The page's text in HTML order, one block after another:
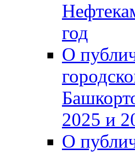
год
О
2025 и
О